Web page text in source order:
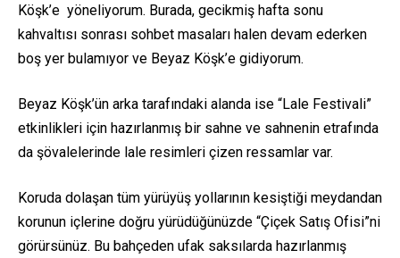
Köşk’e yöneliyorum. Burada, gecikmiş hafta sonu
kahvaltısı sonrası sohbet masaları halen devam ederken
boş yer bulamıyor ve Beyaz Köşk’e gidiyorum.
Beyaz Köşk’ün arka tarafındaki alanda ise “Lale Festivali”
etkinlikleri için hazırlanmış bir sahne ve sahnenin etrafında
da şövalelerinde lale resimleri çizen ressamlar var.
Koruda dolaşan tüm yürüyüş yollarının kesiştiği meydandan
korunun içlerine doğru yürüdüğünüzde “Çiçek Satış Ofisi”ni
görürsünüz. Bu bahçeden ufak saksılarda hazırlanmış